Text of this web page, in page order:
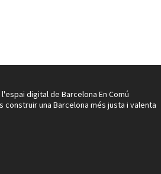
digital de Barcelona En Comú
construir una Barcelona més justa i valenta